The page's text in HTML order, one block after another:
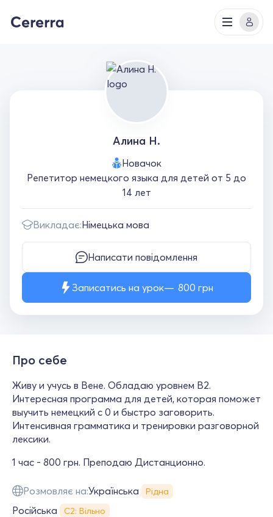
Алина Н.
Новачок
Репетитор немецкого языка для детей от 5 до
14 лет
Викладає:Німецька мова
Написати повідомлення
Записатись на урок 800 грн
Про себе
Живу и учусь в Вене. Обладаю уровнем B2.
Интересная программа для детей, которая поможет
выучить немецкий с 0 и быстро заговорить.
Интенсивная грамматика и тренировки разговорной
лексики.
1 час - 800 грн. Преподаю Дистанционно.
Розмовляє на:Українська Рідна
Російська С2: Вільно